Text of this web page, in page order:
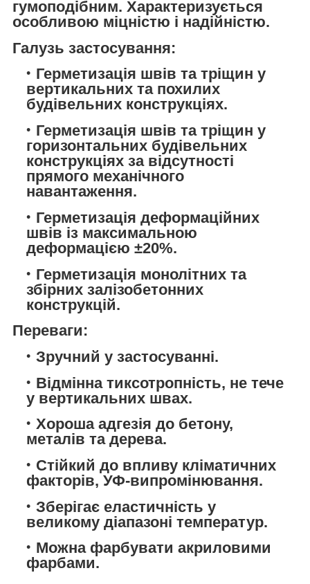
гумоподібним. Характеризується
особливою міцністю і надійністю.
Галузь застосування:
Герметизація швів та тріщин у
вертикальних та похилих
будівельних конструкціях.
Герметизація швів та тріщин у
горизонтальних будівельних
конструкціях за відсутності
прямого механічного
навантаження.
Герметизація деформаційних
швів із максимальною
деформацією ±20%.
Герметизація монолітних та
збірних залізобетонних
конструкцій.
Переваги:
Зручний у застосуванні.
Відмінна тиксотропність, не тече
у вертикальних швах.
Хороша адгезія до бетону,
металів та дерева.
Стійкий до впливу кліматичних
факторів, УФ-випромінювання.
Зберігає еластичність у
великому діапазоні температур.
Можна фарбувати акриловими
фарбами.